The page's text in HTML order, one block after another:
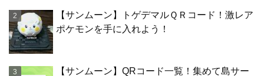
【サンムーン】トゲデマルＱＲコード！激レア
ポケモンを手に入れよう！
【サンムーン】QRコード一覧！集めて島サー